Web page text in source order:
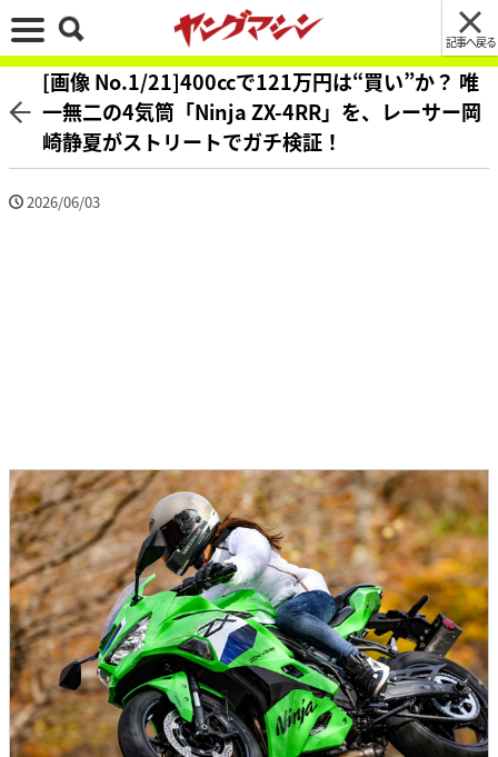
記事へ戻る
[画像 No.1/21]400ccで121万円は“買い”か？ 唯
一無二の4気筒「Ninja ZX-4RR」を、レーサー岡
崎静夏がストリートでガチ検証！
2026/06/03